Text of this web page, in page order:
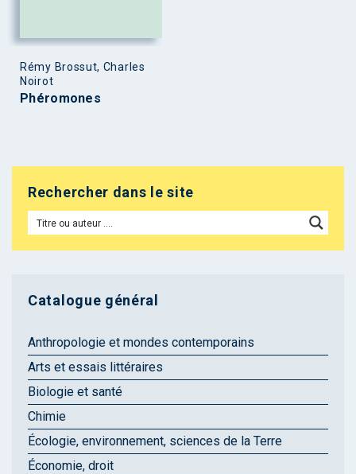
Rémy Brossut, Charles
Noirot
Phéromones
Rechercher dans le site
Catalogue général
Anthropologie et mondes contemporains
Arts et essais littéraires
Biologie et santé
Chimie
Écologie, environnement, sciences de la Terre
Économie, droit